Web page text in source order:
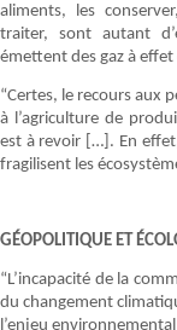
aliments, les
traiter, sont autant
émettent des gaz à effet
“Certes, le recours aux
à l’agriculture de
est à revoir […]. En
fragilisent les
GÉOPOLITIQUE ET
“L’incapacité de la
du changement
l’enjeu